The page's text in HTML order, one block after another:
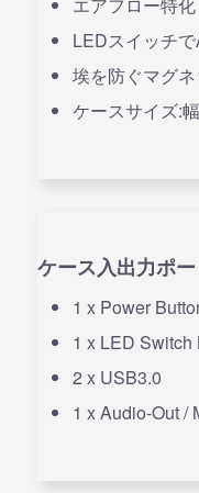
LEDスイッチ
埃を防ぐマグ
ケースサイズ:
ケース入出力ポー
1 x Power
1 x LED Switch
2 x USB3.0
1 x Audio-Out /